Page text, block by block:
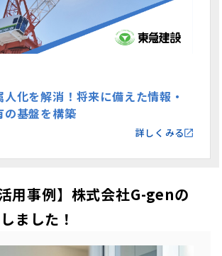
化を解消！将来に備えた情報・
の基盤を構築
詳しくみる
用事例】 株式会社G-genの
ました！